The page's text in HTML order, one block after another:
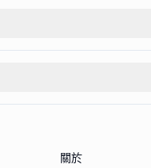
關於